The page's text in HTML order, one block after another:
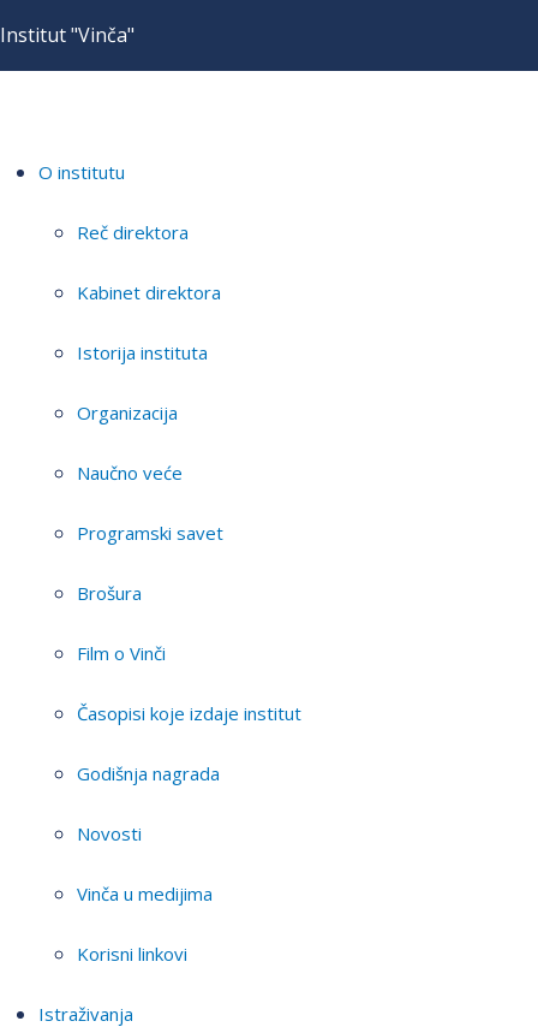
Institut "Vinča"
O institutu
Reč direktora
Kabinet direktora
Istorija instituta
Organizacija
Naučno veće
Programski savet
Brošura
Film o Vinči
Časopisi koje izdaje institut
Godišnja nagrada
Novosti
Vinča u medijima
Korisni linkovi
Istraživanja